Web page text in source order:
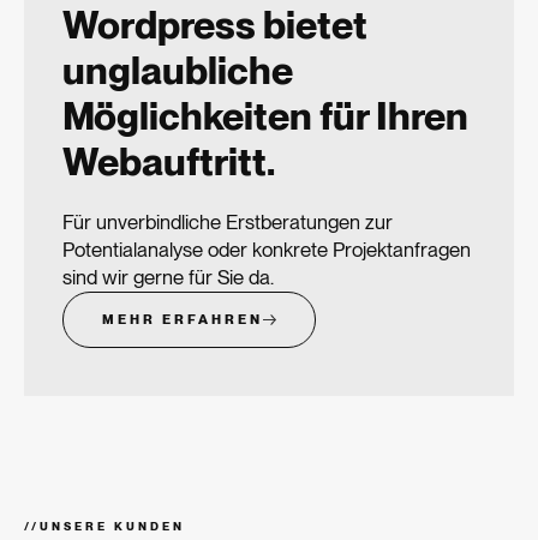
Wordpress bietet
unglaubliche
Möglichkeiten für Ihren
Webauftritt.
Für unverbindliche Erstberatungen zur
Potentialanalyse oder konkrete Projekt­anfragen
sind wir gerne für Sie da.
MEHR ERFAHREN
// UNSERE KUNDEN